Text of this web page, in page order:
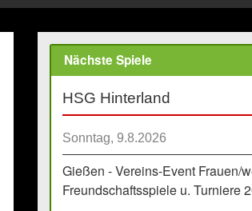
Nächste Spiele
HSG Hinterland
Sonntag, 9.8.2026
Gießen - Vereins-Event Frauen/
Freundschaftsspiele u. Turniere